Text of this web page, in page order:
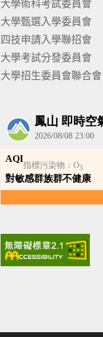
大學術科考試委員會
大學甄選入學委員會
四技申請入學聯招會
大學考試分發委員會
大學招生委員會聯合會